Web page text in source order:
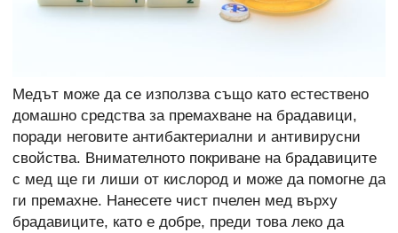
Медът може да се използва също като естествено
домашно средства за премахване на брадавици,
поради неговите антибактериални и антивирусни
свойства. Внимателното покриване на брадавиците
с мед ще ги лиши от кислород и може да помогне да
ги премахне. Нанесете чист пчелен мед върху
брадавиците, като е добре, преди това леко да